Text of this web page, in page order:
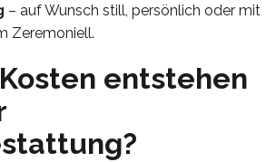
– auf Wunsch still, persönlich oder mit
Zeremoniell.
entstehen